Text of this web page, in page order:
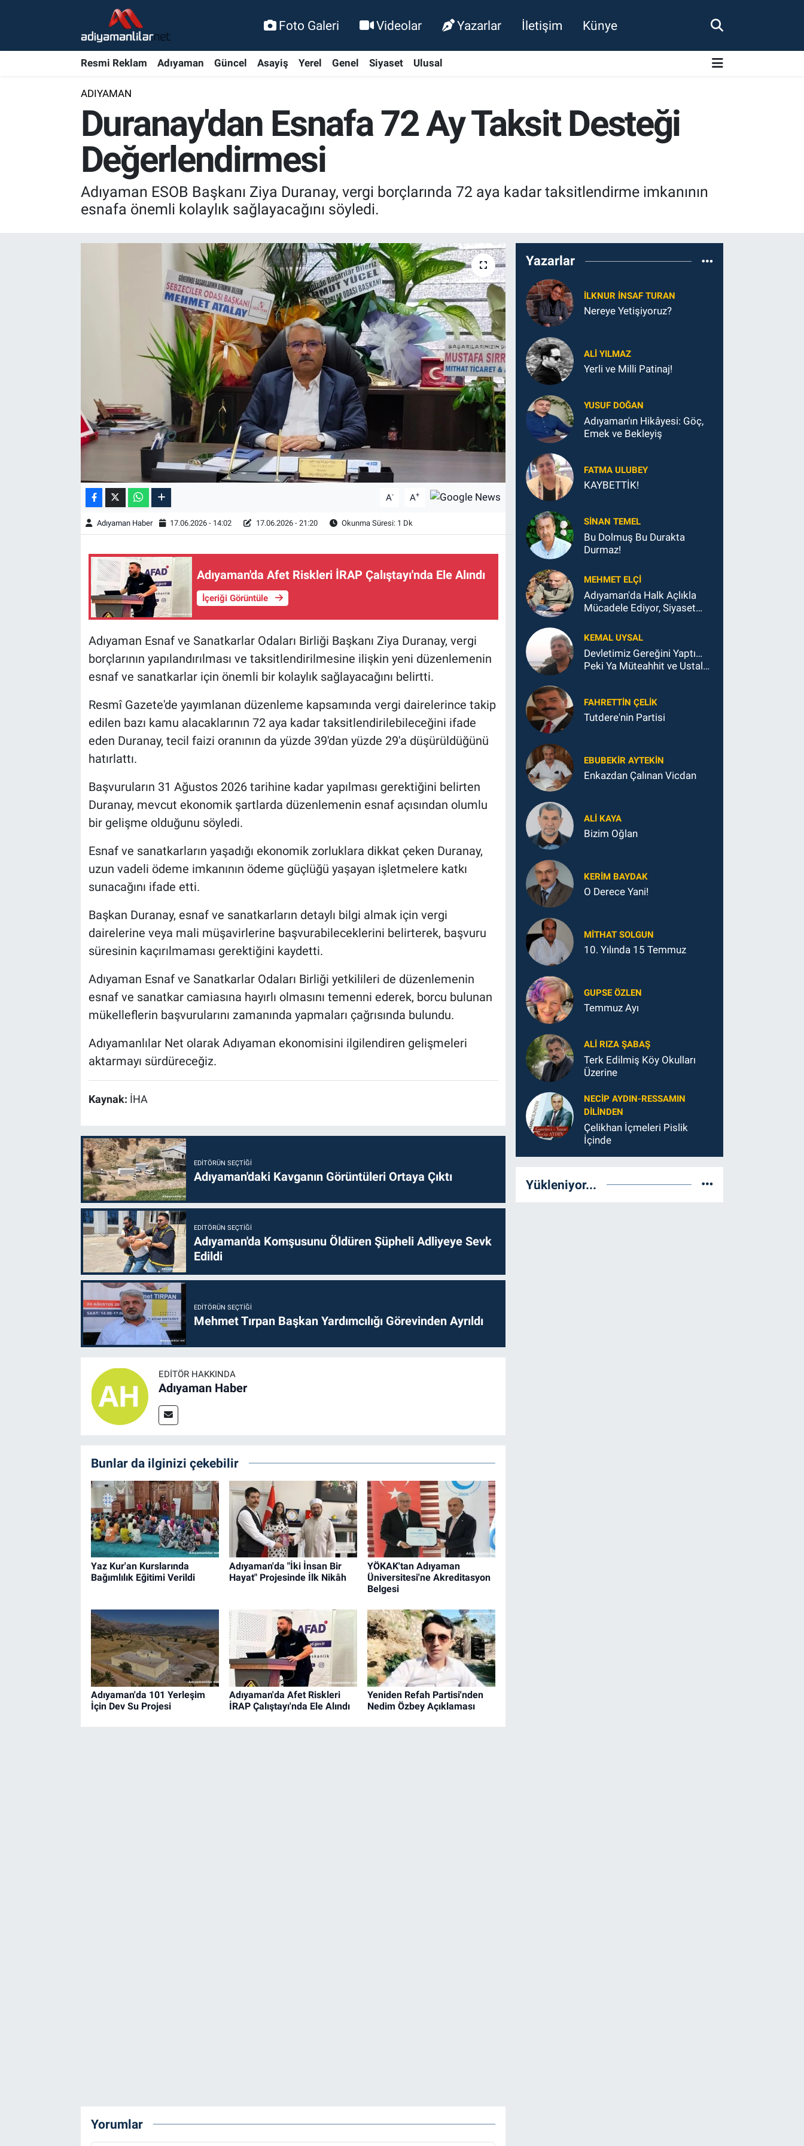
Foto Galeri Videolar Yazarlar İletişim Künye
Resmi Reklam Adıyaman Güncel Asayiş Yerel Genel Siyaset Ulusal
ADIYAMAN
Duranay'dan Esnafa 72 Ay Taksit Desteği
Değerlendirmesi
Adıyaman ESOB Başkanı Ziya Duranay, vergi borçlarında 72 aya kadar taksitlendirme imkanının
esnafa önemli kolaylık sağlayacağını söyledi.
A- A+
Adıyaman Haber 17.06.2026 - 14:02 17.06.2026 - 21:20 Okunma Süresi: 1 Dk
Adıyaman'da Afet Riskleri İRAP Çalıştayı'nda Ele Alındı
İçeriği Görüntüle
Adıyaman Esnaf ve Sanatkarlar Odaları Birliği Başkanı Ziya Duranay, vergi
borçlarının yapılandırılması ve taksitlendirilmesine ilişkin yeni düzenlemenin
esnaf ve sanatkarlar için önemli bir kolaylık sağlayacağını belirtti.
Resmî Gazete'de yayımlanan düzenleme kapsamında vergi dairelerince takip
edilen bazı kamu alacaklarının 72 aya kadar taksitlendirilebileceğini ifade
eden Duranay, tecil faizi oranının da yüzde 39'dan yüzde 29'a düşürüldüğünü
hatırlattı.
Başvuruların 31 Ağustos 2026 tarihine kadar yapılması gerektiğini belirten
Duranay, mevcut ekonomik şartlarda düzenlemenin esnaf açısından olumlu
bir gelişme olduğunu söyledi.
Esnaf ve sanatkarların yaşadığı ekonomik zorluklara dikkat çeken Duranay,
uzun vadeli ödeme imkanının ödeme güçlüğü yaşayan işletmelere katkı
sunacağını ifade etti.
Başkan Duranay, esnaf ve sanatkarların detaylı bilgi almak için vergi
dairelerine veya mali müşavirlerine başvurabileceklerini belirterek, başvuru
süresinin kaçırılmaması gerektiğini kaydetti.
Adıyaman Esnaf ve Sanatkarlar Odaları Birliği yetkilileri de düzenlemenin
esnaf ve sanatkar camiasına hayırlı olmasını temenni ederek, borcu bulunan
mükelleflerin başvurularını zamanında yapmaları çağrısında bulundu.
Adıyamanlılar Net olarak Adıyaman ekonomisini ilgilendiren gelişmeleri
aktarmayı sürdüreceğiz.
Kaynak: İHA
EDITÖRÜN SEÇTIĞI
Adıyaman'daki Kavganın Görüntüleri Ortaya Çıktı
EDITÖRÜN SEÇTIĞI
Adıyaman'da Komşusunu Öldüren Şüpheli Adliyeye Sevk
Edildi
EDITÖRÜN SEÇTIĞI
Mehmet Tırpan Başkan Yardımcılığı Görevinden Ayrıldı
EDITÖR HAKKINDA
Adıyaman Haber
Bunlar da ilginizi çekebilir
Yaz Kur'an Kurslarında
Bağımlılık Eğitimi Verildi
Adıyaman'da "İki İnsan Bir
Hayat" Projesinde İlk Nikâh
YÖKAK'tan Adıyaman
Üniversitesi'ne Akreditasyon
Belgesi
Adıyaman'da 101 Yerleşim
İçin Dev Su Projesi
Adıyaman'da Afet Riskleri
İRAP Çalıştayı'nda Ele Alındı
Yeniden Refah Partisi'nden
Nedim Özbey Açıklaması
Yorumlar
Yazarlar
İLKNUR İNSAF TURAN
Nereye Yetişiyoruz?
ALI YILMAZ
Yerli ve Milli Patinaj!
YUSUF DOĞAN
Adıyaman'ın Hikâyesi: Göç,
Emek ve Bekleyiş
FATMA ULUBEY
KAYBETTİK!
SINAN TEMEL
Bu Dolmuş Bu Durakta
Durmaz!
MEHMET ELÇI
Adıyaman'da Halk Açlıkla
Mücadele Ediyor, Siyaset
KEMAL UYSAL
Devletimiz Gereğini Yaptı…
Peki Ya Müteahhit ve Ustalar
FAHRETTIN ÇELİK
Tutdere'nin Partisi
EBUBEKIR AYTEKIN
Enkazdan Çalınan Vicdan
ALI KAYA
Bizim Oğlan
KERIM BAYDAK
O Derece Yani!
MITHAT SOLGUN
10. Yılında 15 Temmuz
GUPSE ÖZLEN
Temmuz Ayı
ALI RIZA ŞABAŞ
Terk Edilmiş Köy Okulları
Üzerine
NECIP AYDIN-RESSAMIN
DILINDEN
Çelikhan İçmeleri Pislik
İçinde
Yükleniyor...
Bölge Haberleri
Şambayat Haber
Nöbetçi Eczaneler
Trafik Durumu
Süper Lig Puan Durumu ve Fikstür
Tüm Manşetler